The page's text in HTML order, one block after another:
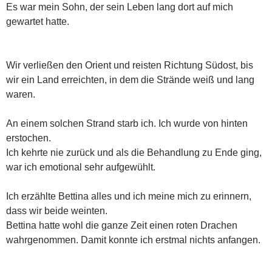
Es war mein Sohn, der sein Leben lang dort auf mich
gewartet hatte.
Wir verließen den Orient und reisten Richtung Südost, bis
wir ein Land erreichten, in dem die Strände weiß und lang
waren.
An einem solchen Strand starb ich. Ich wurde von hinten
erstochen.
Ich kehrte nie zurück und als die Behandlung zu Ende ging,
war ich emotional sehr aufgewühlt.
Ich erzählte Bettina alles und ich meine mich zu erinnern,
dass wir beide weinten.
Bettina hatte wohl die ganze Zeit einen roten Drachen
wahrgenommen. Damit konnte ich erstmal nichts anfangen.